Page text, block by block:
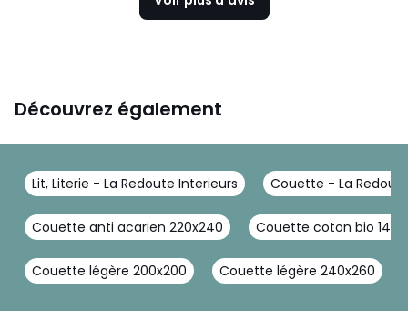
Découvrez également
Lit, Literie - La Redoute Interieurs Couette - La
Couette anti acarien 220x240 Couette coton bio
Couette légère 200x200 Couette légère 240x260